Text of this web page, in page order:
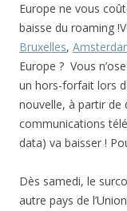
Europe ne vous
baisse du roaming !
Bruxelles,
Europe ? Vous
un hors-forfait lors
nouvelle, à partir de
communications
data) va baisser !
Dès samedi, le
autre pays de